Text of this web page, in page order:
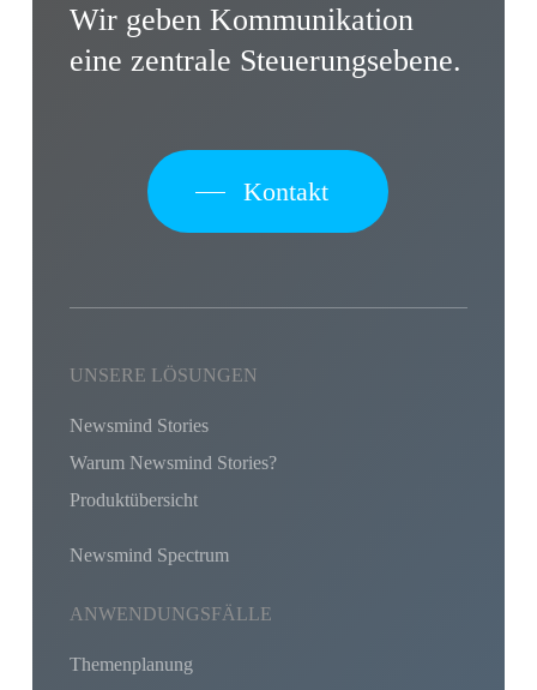
Wir geben Kommunikation
eine zentrale Steuerungsebene.
Kontakt
UNSERE LÖSUNGEN
Newsmind Stories
Warum Newsmind Stories?
Produktübersicht
Newsmind Spectrum
ANWENDUNGSFÄLLE
Themenplanung